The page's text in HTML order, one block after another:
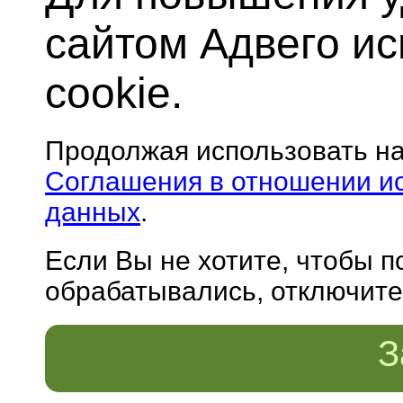
сайтом Адвего
cookie.
Продолжая использовать
Соглашения в отношении
данных.
Если Вы не хотите, чтобы
обрабатывались,